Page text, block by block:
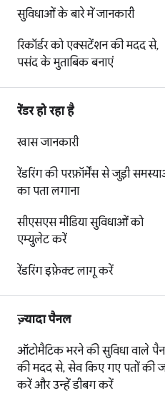
सुविधाओं के बारे में जानकारी
रिकॉर्डर को एक्सटेंशन की मदद से,
पसंद के मुताबिक बनाएं
रेंडर हो रहा है
खास जानकारी
रेंडरिंग की परफ़ॉर्मेंस से जुड़ी
का पता लगाना
सीएसएस मीडिया सुविधाओं को
एम्युलेट करें
रेंडरिंग इफ़ेक्ट लागू करें
ज़्यादा पैनल
ऑटोमैटिक भरने की सुविधा वाले
की मदद से,सेव किए गए पतों की
करें और उन्हें डीबग करें